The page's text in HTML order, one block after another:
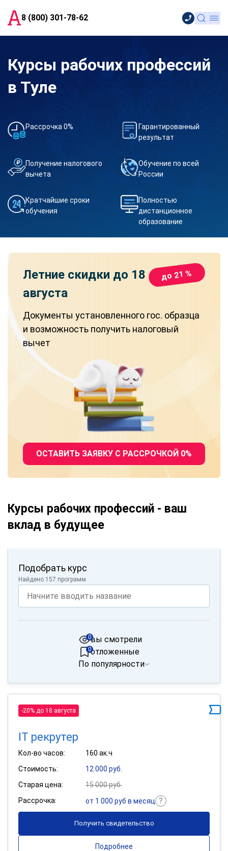
8 (800) 301-78-62
Курсы рабочих профессий
в Туле
Рассрочка 0%
Гарантированный
результат
Получение налогового
вычета
Обучение по всей
России
Кратчайшие сроки
обучения
Полностью
дистанционное
образование
Летние скидки до 18
августа
до 21 %
Документы установленного гос. образца
и возможность получить налоговый
вычет
ОСТАВИТЬ ЗАЯВКУ С РАССРОЧКОЙ 0%
Курсы рабочих профессий - ваш
вклад в будущее
Подобрать курс
Найдено 157 программ
вы смотрели
0
отложенные
0
По популярности
-20% до 18 августа
IT рекрутер
Кол-во часов:
160 ак.ч
Стоимость:
12 000 руб.
Старая цена:
15 000 руб.
Рассрочка:
от 1 000 руб в месяц
Получить свидетельство
Подробнее